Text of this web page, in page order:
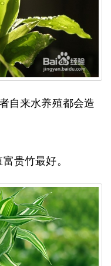
自来水养殖都会造
贵竹最好。